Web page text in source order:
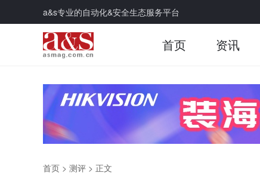
a&s专业的自动化&安全生态服务平台
首页 资讯
首页 > 测评 > 正文